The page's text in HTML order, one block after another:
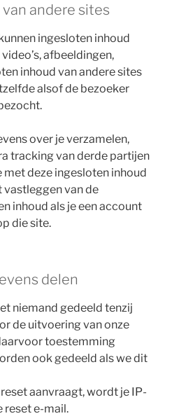
andere sites
ingesloten inhoud
afbeeldingen,
inhoud van andere sites
alsof de bezoeker
over je verzamelen,
tracking van derde partijen
met deze ingesloten inhoud
vastleggen van de
inhoud als je een account
die site.
delen
niemand gedeeld tenzij
de uitvoering van onze
toestemming
ook gedeeld als we dit
aanvraagt, wordt je IP-
reset e-mail.